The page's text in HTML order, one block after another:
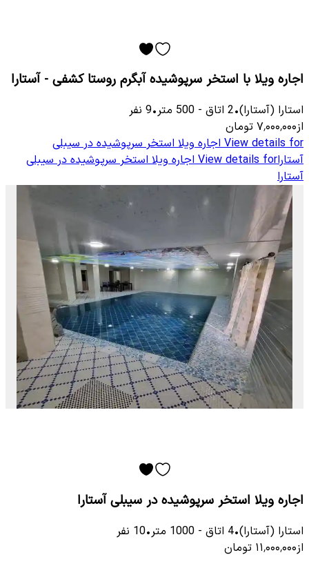
اجاره ویلا با استخر سرپوشیده آبگرم روستا کشفی - آستارا
استارا (آستارا)•
2 اتاق -
500 متر•
9 نفر
از۷٬۰۰۰٬۰۰۰ تومان
View details for اجاره ویلا استخر سرپوشیده در سیبلی
آستاراView details for اجاره ویلا استخر سرپوشیده در سیبلی
آستارا
اجاره ویلا استخر سرپوشیده در سیبلی آستارا
استارا (آستارا)•
4 اتاق -
1000 متر•
10 نفر
از۱۱٬۰۰۰٬۰۰۰ تومان